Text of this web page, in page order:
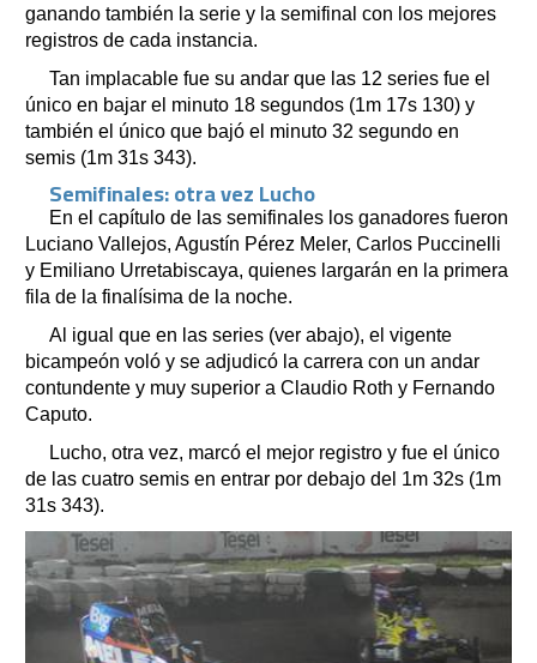
ganando también la serie y la semifinal con los mejores
registros de cada instancia.
Tan implacable fue su andar que las 12 series fue el
único en bajar el minuto 18 segundos (1m 17s 130) y
también el único que bajó el minuto 32 segundo en
semis (1m 31s 343).
Semifinales: otra vez Lucho
En el capítulo de las semifinales los ganadores fueron
Luciano Vallejos, Agustín Pérez Meler, Carlos Puccinelli
y Emiliano Urretabiscaya, quienes largarán en la primera
fila de la finalísima de la noche.
Al igual que en las series (ver abajo), el vigente
bicampeón voló y se adjudicó la carrera con un andar
contundente y muy superior a Claudio Roth y Fernando
Caputo.
Lucho, otra vez, marcó el mejor registro y fue el único
de las cuatro semis en entrar por debajo del 1m 32s (1m
31s 343).